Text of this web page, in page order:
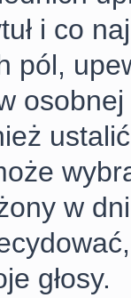
i co
pól,
w
głosy.